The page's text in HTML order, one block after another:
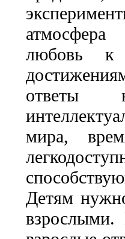
любовь
ответы
мира,
Детям